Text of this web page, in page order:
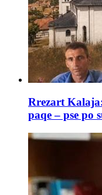
Rrezart
paqe – pse po